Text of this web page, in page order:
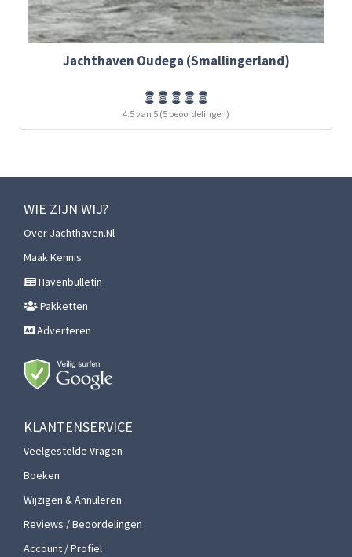
Jachthaven Oudega (Smallingerland)
4.5 van 5 (5 beoordelingen)
WIE ZIJN WIJ?
Over Jachthaven.nl
Maak Kennis
Havenbulletin
Pakketten
Adverteren
KLANTENSERVICE
Veelgestelde Vragen
Boeken
Wijzigen & Annuleren
Reviews / Beoordelingen
Account / Profiel